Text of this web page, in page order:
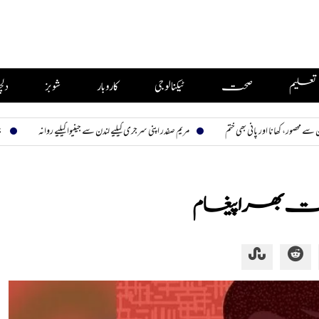
تعلیم صحت ٹیکنالوجی کاروبار شوبز
پانی بھی ختم مریم صفدر اپنی سرجری کیلیے لندن سے جینیوا کیلیے روانہ بیوی تیری،
بھرا پیغام